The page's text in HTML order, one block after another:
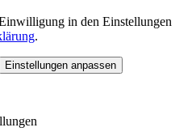
in den Einstellungen
.
Einstellungen anpassen